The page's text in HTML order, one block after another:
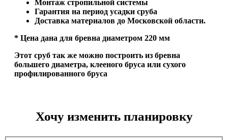
Монтаж стропильной системы
Гарантия на период усадки сруба
Доставка материалов до Московской области.
* Цена дана для бревна диаметром 220 мм
Этот сруб так же можно построить из бревна
большего диаметра, клееного бруса или сухого
профилированного бруса
Хочу изменить планировку